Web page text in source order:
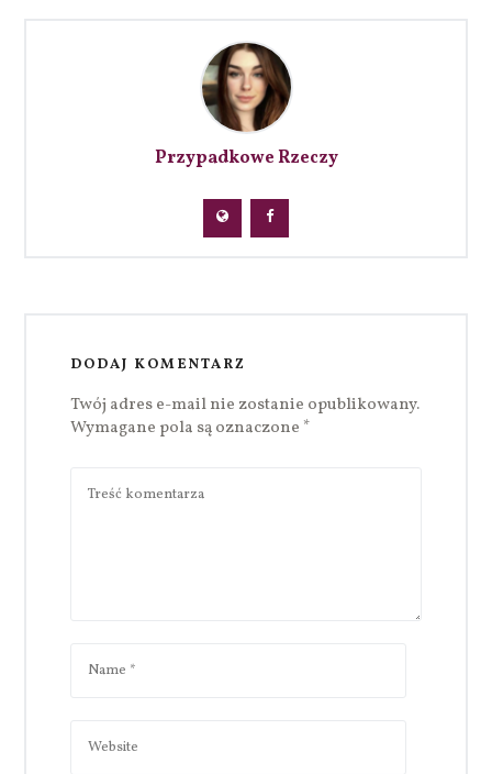
Przypadkowe Rzeczy
DODAJ KOMENTARZ
Twój adres e-mail nie zostanie opublikowany.
Wymagane pola są oznaczone *